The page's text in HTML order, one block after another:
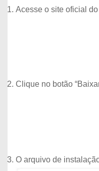
Acesse o site oficial do
Clique no botão
O arquivo de